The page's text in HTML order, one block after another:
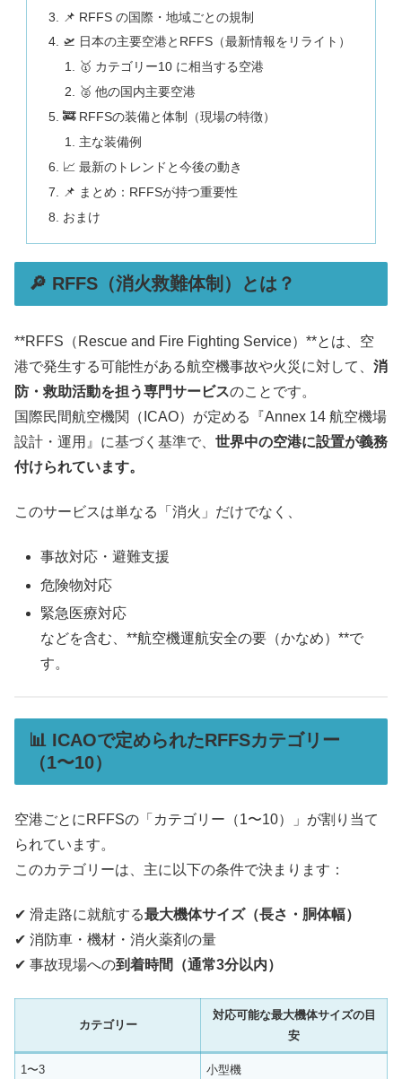
📌 RFFS の国際・地域ごとの規制
🛫 日本の主要空港とRFFS（最新情報をリライト）
🥇 カテゴリー10 に相当する空港
🥈 他の国内主要空港
🚒 RFFSの装備と体制（現場の特徴）
主な装備例
📈 最新のトレンドと今後の動き
📌 まとめ：RFFSが持つ重要性
おまけ
🔎 RFFS（消火救難体制）とは？
**RFFS（Rescue and Fire Fighting Service）**とは、空
港で発生する可能性がある航空機事故や火災に対して、 消
防・救助活動を担う専門サービスのことです。
国際民間航空機関（ICAO）が定める『Annex 14 航空機場
設計・運用』に基づく基準で、 世界中の空港に設置が義務
付けられています。
このサービスは単なる「消火」だけでなく、
事故対応・避難支援
危険物対応
緊急医療対応
などを含む、**航空機運航安全の要（かなめ）**で
す。
📊 ICAOで定められたRFFSカテゴリー
（1〜10）
空港ごとにRFFSの「カテゴリー（1〜10）」が割り当て
られています。
このカテゴリーは、主に以下の条件で決まります：
✔ 滑走路に就航する最大機体サイズ（長さ・胴体幅）
✔ 消防車・機材・消火薬剤の量
✔ 事故現場への到着時間（通常3分以内）
カテゴリー
対応可能な最大機体サイズの目
安
1〜3 小型機